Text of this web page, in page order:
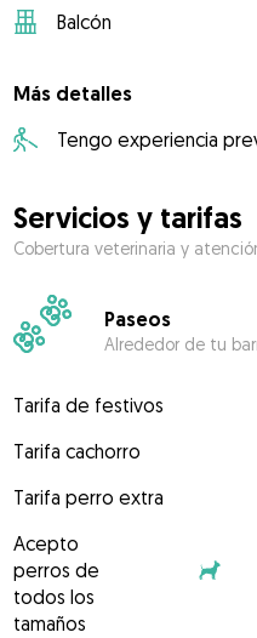
Balcón
Más detalles
Tengo experiencia
Servicios y tarifas
Cobertura veterinaria y
Paseos
Alrededor de tu
Tarifa de festivos
Tarifa cachorro
Tarifa perro extra
Acepto
perros de
todos los
tamaños